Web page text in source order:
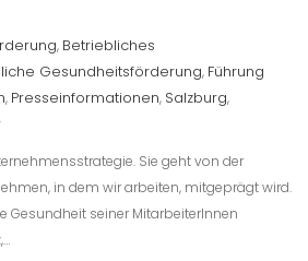
, Betriebliches
Gesundheitsförderung, Führung
, Presseinformationen, Salzburg,
Sie geht von der
in dem wir arbeiten, mitgeprägt wird.
Gesundheit seiner MitarbeiterInnen